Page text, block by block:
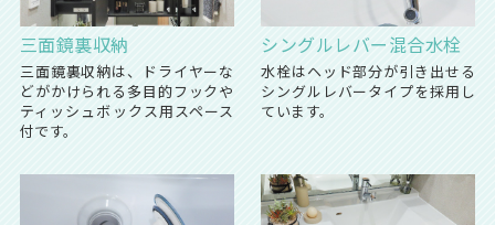
三面鏡裏収納
三面鏡裏収納は、ドライヤーな
どがかけられる多目的フックや
ティッシュボックス用スペース
付です。
シングルレバー混合水栓
水栓はヘッド部分が引き出せる
シングルレバータイプを採用し
ています。